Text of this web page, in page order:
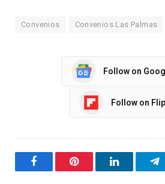
Convenios Convenios Las Palmas
Follow on
Follow on
FacebookPinterest LinkedIn